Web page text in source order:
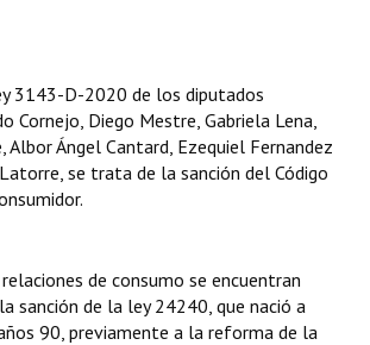
Presidencia
3143-D-2020 de los diputados
Cornejo, Diego Mestre, Gabriela Lena,
Albor Ángel Cantard, Ezequiel Fernandez
se trata de la sanción del Código
de consumo se encuentran
sanción de la ley 24240, que nació a
90, previamente a la reforma de la